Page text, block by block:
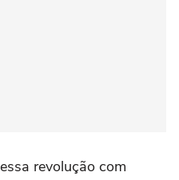
revolução com